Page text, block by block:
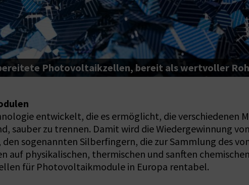
Photovoltaikzellen, bereit als wertvoller
entwickelt, die es ermöglicht, die
sauber zu trennen. Damit wird die Wiedergewinnung
sogenannten Silberfingern, die zur Sammlung des
auf physikalischen, thermischen und sanften
für Photovoltaikmodule in Europa rentabel.